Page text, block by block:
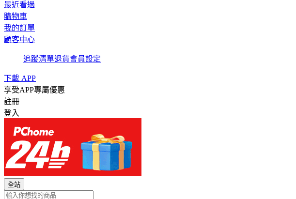
最近看過
購物車
我的訂單
顧客中心
追蹤清單退貨會員設定
下載 APP
享受APP專屬優惠
註冊
登入
全站